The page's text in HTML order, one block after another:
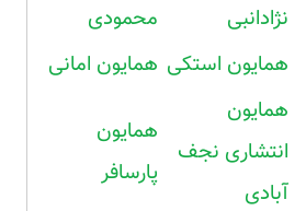
نژادانبی
محمودی
همایون استکی همایون امانی
همایون
انتشاری نجف
آبادی
همایون
پارسافر